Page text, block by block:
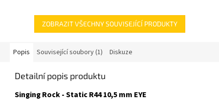
ZOBRAZIT VŠECHNY SOUVISEJÍCÍ PRODUKTY
Popis Související soubory (1) Diskuze
Detailní popis produktu
Singing Rock - Static R44 10,5 mm EYE